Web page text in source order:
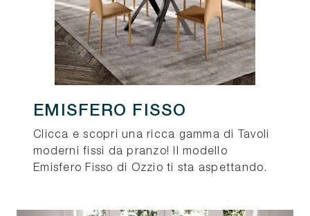
EMISFERO FISSO
Clicca e scopri una ricca gamma di Tavoli
moderni fissi da pranzo! Il modello
Emisfero Fisso di Ozzio ti sta aspettando.